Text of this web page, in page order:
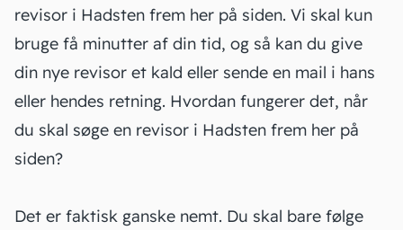
revisor i Hadsten frem her på siden. Vi skal kun
bruge få minutter af din tid, og så kan du give
din nye revisor et kald eller sende en mail i hans
eller hendes retning. Hvordan fungerer det, når
du skal søge en revisor i Hadsten frem her på
siden?
Det er faktisk ganske nemt. Du skal bare følge